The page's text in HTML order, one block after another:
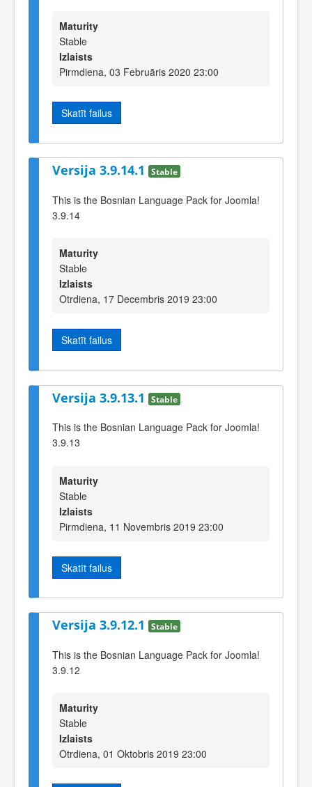
Maturity
Stable
Izlaists
Pirmdiena, 03 Februāris 2020 23:00
Skatīt failus
Versija 3.9.14.1 Stable
This is the Bosnian Language Pack for Joomla!
3.9.14
Maturity
Stable
Izlaists
Otrdiena, 17 Decembris 2019 23:00
Skatīt failus
Versija 3.9.13.1 Stable
This is the Bosnian Language Pack for Joomla!
3.9.13
Maturity
Stable
Izlaists
Pirmdiena, 11 Novembris 2019 23:00
Skatīt failus
Versija 3.9.12.1 Stable
This is the Bosnian Language Pack for Joomla!
3.9.12
Maturity
Stable
Izlaists
Otrdiena, 01 Oktobris 2019 23:00